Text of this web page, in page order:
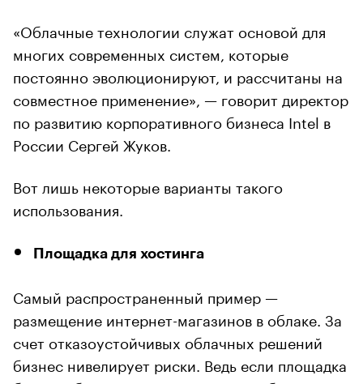
«Облачные технологии служат основой для
многих современных систем, которые
постоянно эволюционируют, и рассчитаны на
совместное применение», — говорит директор
по развитию корпоративного бизнеса Intel в
России Сергей Жуков.
Вот лишь некоторые варианты такого
использования.
Площадка для хостинга
Самый распространенный пример —
размещение интернет-магазинов в облаке. За
счет отказоустойчивых облачных решений
бизнес нивелирует риски. Ведь если площадка